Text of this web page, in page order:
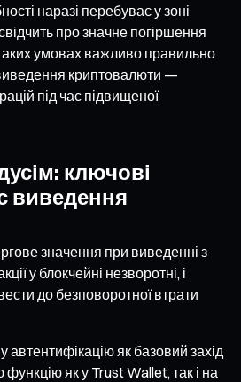
наразі перебуває у зоні
про значне погіршення
умовах важливо правильно
криптовалюти —
під час підвищеної
ключові
виведення
значення при виведенні з
у блокчейні незворотні, і
до безповоротної втрати
автентифікацію як базовий захід
як у Trust Wallet, так і на